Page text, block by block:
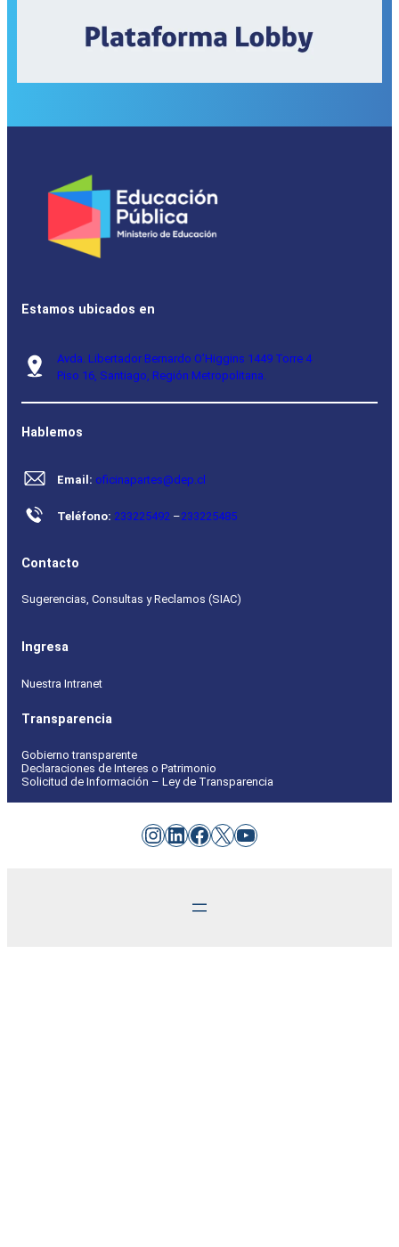
Estamos ubicados en
Avda. Libertador Bernardo O’Higgins 1449 Torre 4
Piso 16, Santiago, Región Metropolitana.
Hablemos
Email: oficinapartes@dep.cl
Teléfono: 233225492 –233225485
Contacto
Sugerencias, Consultas y Reclamos (SIAC)
Ingresa
Nuestra Intranet
Transparencia
Gobierno transparente
Declaraciones de Interes o Patrimonio
Solicitud de Información – Ley de Transparencia
Instagram
LinkedIn
Facebook
X YouTube